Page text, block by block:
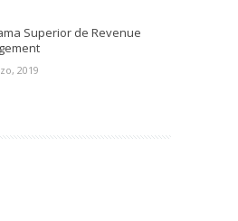
Superior de Revenue
2019